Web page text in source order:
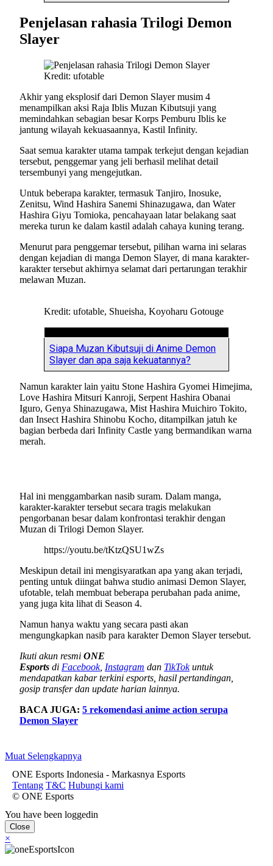
Penjelasan rahasia Trilogi Demon
Slayer
Kredit: ufotable
Akhir yang eksplosif dari Demon Slayer musim 4
menampilkan aksi Raja Iblis Muzan Kibutsuji yang
memindahkan sebagian besar Korps Pemburu Iblis ke
jantung wilayah kekuasaannya, Kastil Infinity.
Saat semua karakter utama tampak terkejut dengan kejadian
tersebut, penggemar yang jeli berhasil melihat detail
tersembunyi yang mengejutkan.
Untuk beberapa karakter, termasuk Tanjiro, Inosuke,
Zenitsu, Wind Hashira Sanemi Shinazugawa, dan Water
Hashira Giyu Tomioka, pencahayaan latar belakang saat
mereka turun ke dalam kastil adalah cahaya kuning terang.
Menurut para penggemar tersebut, pilihan warna ini selaras
dengan kejadian di manga Demon Slayer, di mana karakter-
karakter tersebut akhirnya selamat dari pertarungan terakhir
melawan Muzan.
Kredit: ufotable, Shueisha, Koyoharu Gotouge
Siapa Muzan Kibutsuji di Anime Demon
Slayer dan apa saja kekuatannya?
Namun karakter lain yaitu Stone Hashira Gyomei Himejima,
Love Hashira Mitsuri Kanroji, Serpent Hashira Obanai
Iguro, Genya Shinazugawa, Mist Hashira Muichiro Tokito,
dan Insect Hashira Shinobu Kocho, ditampilkan jatuh ke
bagian berbeda dari Infinity Castle yang bermandikan warna
merah.
Hal ini menggambarkan nasib suram. Dalam manga,
karakter-karakter tersebut secara tragis melakukan
pengorbanan besar dalam konfrontasi terakhir dengan
Muzan di Trilogi Demon Slayer.
https://youtu.be/tKtzQSU1wZs
Meskipun detail ini mengisyaratkan apa yang akan terjadi,
penting untuk diingat bahwa studio animasi Demon Slayer,
ufotable, telah membuat beberapa perubahan pada anime,
yang juga kita lihat di Season 4.
Namun hanya waktu yang secara pasti akan
mengungkapkan nasib para karakter Demon Slayer tersebut.
Ikuti akun resmi ONE
Esports di Facebook, Instagram dan TikTokuntuk
mendapatkan kabar terkini esports, hasil pertandingan,
gosip transfer dan update harian lainnya.
BACA JUGA: 5 rekomendasi anime action serupa
Demon Slayer
Muat Selengkapnya
ONE Esports Indonesia - Markasnya Esports
Tentang T&C Hubungi kami
© ONE Esports
You have been loggedin
Close
×